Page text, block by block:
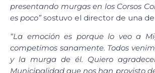
presentando murgas en los Corsos
es poco”sostuvo el director de una
“La emoción es porque lo veo a
competimos sanamente. Todos
y la murga de él. Quiero
Municipalidad que nos han provisto